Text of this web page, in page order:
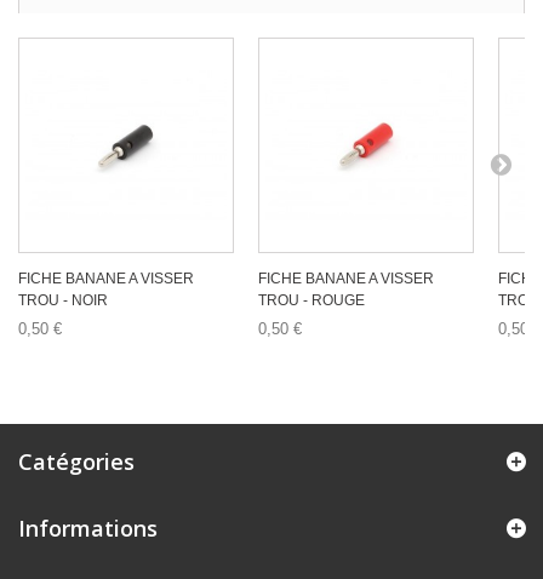
FICHE BANANE A VISSER
TROU - NOIR
0,50 €
FICHE BANANE A VISSER
TROU - ROUGE
0,50 €
TROU
0,50 €
Catégories
Informations